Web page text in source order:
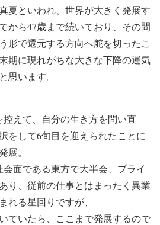
夏といわれ、世界が大きく発展す
から47歳まで続いており、その間
形で還元する方向へ舵を切ったこ
期に現れがちな大きな下降の運気
思います。
えて、自分の生き方を問い直
をして6旬目を迎えられたことに
展。
面である東方で大半会、プライ
り、従前の仕事とはまったく異業
れる星回りですが、
ていたら、ここまで発展するので